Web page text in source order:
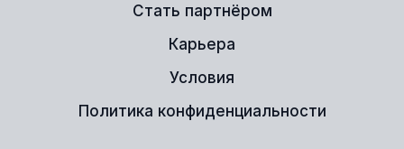
Стать партнёром
Карьера
Условия
Политика конфиденциальности